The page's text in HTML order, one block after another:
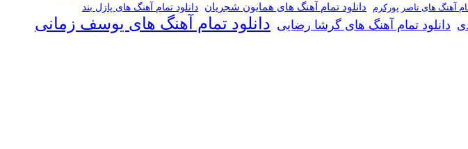
آهنگ های ناصر پورکرم دانلود تمام آهنگ های همایون شجریان دانلود تمام آهنگ های پازل بند
دانلود تمام آهنگ های گرشا رضایی دانلود تمام آهنگ های یوسف زمانی